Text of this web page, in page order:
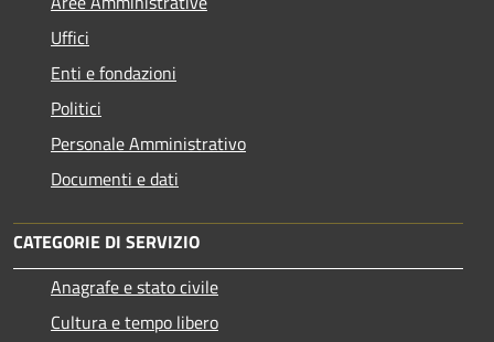
Uffici
Enti e fondazioni
Politici
Personale Amministrativo
Documenti e dati
CATEGORIE DI SERVIZIO
Anagrafe e stato civile
Cultura e tempo libero